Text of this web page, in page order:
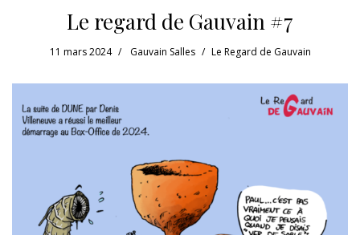
Le regard de Gauvain #7
11 mars 2024 Gauvain Salles Le Regard de Gauvain